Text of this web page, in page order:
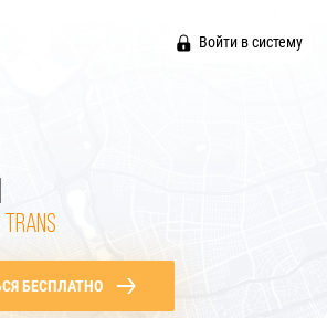
Войти в систему
TRANS
БЕСПЛАТНО